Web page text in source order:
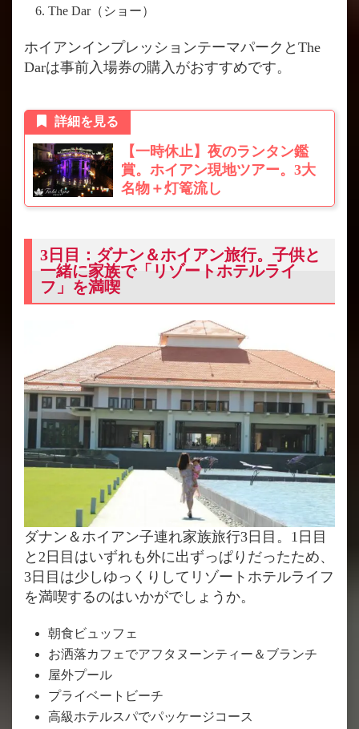
The Dar（ショー）
ホイアンインプレッションテーマパークとThe
Darは事前入場券の購入がおすすめです。
【一時休止】夜のランタン鑑
賞。ホイアン現地ツアー。3大
名物＋灯篭流し
詳細を見る
3日目：ダナン＆ホイアン旅行。子供と
一緒に家族で「リゾートホテルライ
フ」を満喫
ダナン＆ホイアン子連れ家族旅行3日目。1日目
と2日目はいずれも外に出ずっぱりだったため、
3日目は少しゆっくりしてリゾートホテルライフ
を満喫するのはいかがでしょうか。
朝食ビュッフェ
お洒落カフェでアフタヌーンティー＆ブランチ
屋外プール
プライベートビーチ
高級ホテルスパでパッケージコース